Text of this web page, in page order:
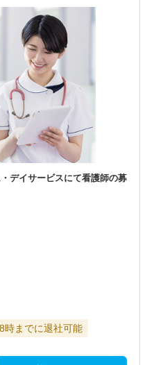
デイサービスにて看護師の募
時までに退社可能